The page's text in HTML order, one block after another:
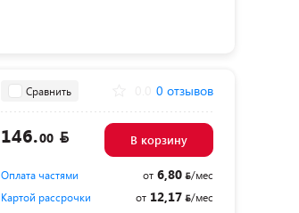
Сравнить 0 отзывов
146.00 В корзину
Оплата частями от6,80
/мес
Картой рассрочки
от12,17 /мес